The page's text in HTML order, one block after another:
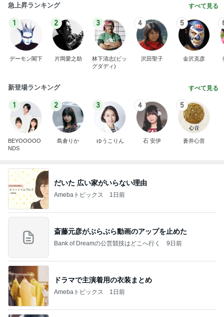
急上昇ランキング すべて見る
1
デーモン閣下
2
片岡愛之助
3
林下清志(ビッ
グダディ)
4
沢田聖子
5
金沢克彦
新登場ランキング すべて見る
1
BEYOOOOO
NDS
2
島倉りか
3
ゆうこりん
4
石 安伊
5
蒼井心音
だいた 広い家がいらない理由
Amebaトピックス 1日前
斎藤元彦がぶらぶら動画のアップを止めた
Bank of Dreamの公営競技はどこへ行く 9日前
ドラマで主演着用の衣装まとめ
Amebaトピックス 1日前